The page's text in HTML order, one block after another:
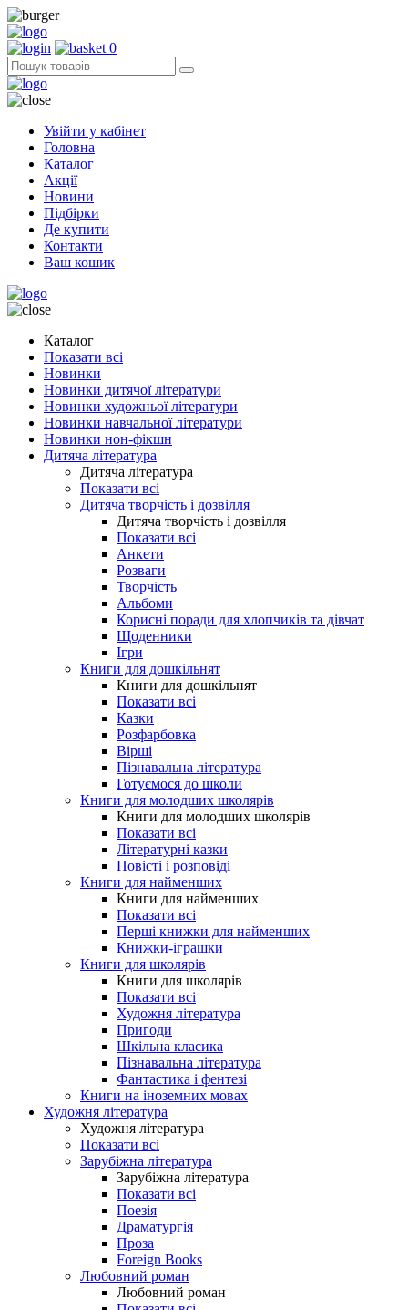
0
Увійти у кабінет
Головна
Каталог
Акції
Новини
Підбірки
Де купити
Контакти
Ваш кошик
Каталог
Показати всі
Новинки
Новинки дитячої літератури
Новинки художньої літератури
Новинки навчальної літератури
Новинки нон-фікшн
Дитяча література
Дитяча література
Показати всі
Дитяча творчість і дозвілля
Дитяча творчість і дозвілля
Показати всі
Анкети
Розваги
Творчість
Альбоми
Корисні поради для хлопчиків та дівчат
Щоденники
Ігри
Книги для дошкільнят
Книги для дошкільнят
Показати всі
Казки
Розфарбовка
Вірші
Пізнавальна література
Готуємося до школи
Книги для молодших школярів
Книги для молодших школярів
Показати всі
Літературні казки
Повісті і розповіді
Книги для найменших
Книги для найменших
Показати всі
Перші книжки для найменших
Книжки-іграшки
Книги для школярів
Книги для школярів
Показати всі
Художня література
Пригоди
Шкільна класика
Пізнавальна література
Фантастика і фентезі
Книги на іноземних мовах
Художня література
Художня література
Показати всі
Зарубіжна література
Зарубіжна література
Показати всі
Поезія
Драматургія
Проза
Foreign Books
Любовний роман
Любовний роман